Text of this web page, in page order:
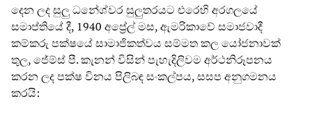
දෙන ලද සුලු ධනේශ්වර සුලුතරයට එරෙහි අරගලයේ
සමාප්තියේ දී, 1940 අප්‍රේල් මස, ඇමරිකාවේ සමාජවාදී
කම්කරු පක්ෂයේ සාමාජිකත්වය සම්මත කල යෝජනාවක්
තුල, ජේම්ස් පී. කැනන් විසින් පැහැදිලිවම අර්ථනිරූපනය
කරන ලද පක්ෂ විනය පිලිබඳ සංකල්පය, සසප අනුගමනය
කරයි: